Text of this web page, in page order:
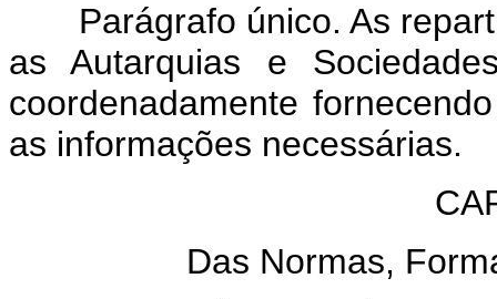
Parágrafo único. As
as Autarquias e
coordenadamente
as informações necessárias.
Das Normas,